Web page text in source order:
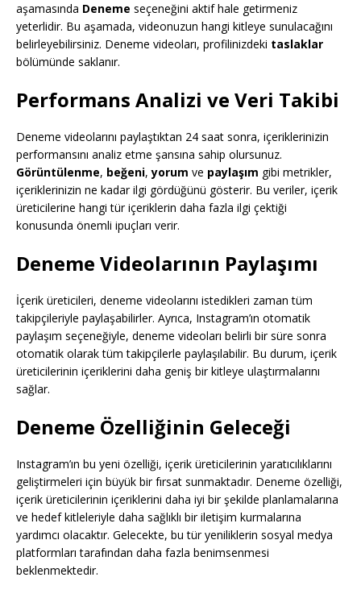
aşamasında Deneme seçeneğini aktif hale getirmeniz
yeterlidir. Bu aşamada, videonuzun hangi kitleye sunulacağını
belirleyebilirsiniz. Deneme videoları, profilinizdeki taslaklar
bölümünde saklanır.
Performans Analizi ve Veri Takibi
Deneme videolarını paylaştıktan 24 saat sonra, içeriklerinizin
performansını analiz etme şansına sahip olursunuz.
Görüntülenme, beğeni,yorum ve paylaşım gibi metrikler,
içeriklerinizin ne kadar ilgi gördüğünü gösterir. Bu veriler, içerik
üreticilerine hangi tür içeriklerin daha fazla ilgi çektiği
konusunda önemli ipuçları verir.
Deneme Videolarının Paylaşımı
İçerik üreticileri, deneme videolarını istedikleri zaman tüm
takipçileriyle paylaşabilirler. Ayrıca, Instagram’ın otomatik
paylaşım seçeneğiyle, deneme videoları belirli bir süre sonra
otomatik olarak tüm takipçilerle paylaşılabilir. Bu durum, içerik
üreticilerinin içeriklerini daha geniş bir kitleye ulaştırmalarını
sağlar.
Deneme Özelliğinin Geleceği
Instagram’ın bu yeni özelliği, içerik üreticilerinin yaratıcılıklarını
geliştirmeleri için büyük bir fırsat sunmaktadır. Deneme özelliği,
içerik üreticilerinin içeriklerini daha iyi bir şekilde planlamalarına
ve hedef kitleleriyle daha sağlıklı bir iletişim kurmalarına
yardımcı olacaktır. Gelecekte, bu tür yeniliklerin sosyal medya
platformları tarafından daha fazla benimsenmesi
beklenmektedir.